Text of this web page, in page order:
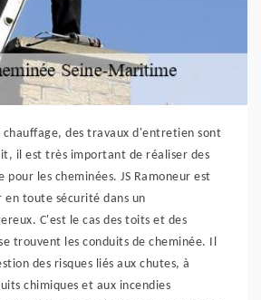
chauffage, des travaux d'entretien sont
il est très important de réaliser des
les cheminées. JS Ramoneur est
toute sécurité dans un
C'est le cas des toits et des
trouvent les conduits de cheminée. Il
des risques liés aux chutes, à
chimiques et aux incendies